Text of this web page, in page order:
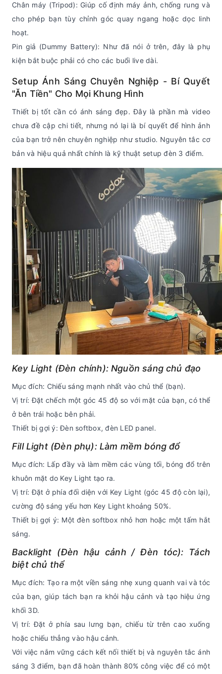
Chân máy (Tripod): Giúp cố định máy ảnh, chống rung và
cho phép bạn tùy chỉnh góc quay ngang hoặc dọc linh
hoạt.
Pin giả (Dummy Battery): Như đã nói ở trên, đây là phụ
kiện bắt buộc phải có cho các buổi live dài.
Setup Ánh Sáng Chuyên Nghiệp - Bí Quyết
"Ăn Tiền" Cho Mọi Khung Hình
Thiết bị tốt cần có ánh sáng đẹp. Đây là phần mà video
chưa đề cập chi tiết, nhưng nó lại là bí quyết để hình ảnh
của bạn trở nên chuyên nghiệp như studio. Nguyên tắc cơ
bản và hiệu quả nhất chính là kỹ thuật setup đèn 3 điểm.
Key Light (Đèn chính): Nguồn sáng chủ đạo
Mục đích: Chiếu sáng mạnh nhất vào chủ thể (bạn).
Vị trí: Đặt chếch một góc 45 độ so với mặt của bạn, có thể
ở bên trái hoặc bên phải.
Thiết bị gợi ý: Đèn softbox, đèn LED panel.
Fill Light (Đèn phụ): Làm mềm bóng đổ
Mục đích: Lấp đầy và làm mềm các vùng tối, bóng đổ trên
khuôn mặt do Key Light tạo ra.
Vị trí: Đặt ở phía đối diện với Key Light (góc 45 độ còn lại),
cường độ sáng yếu hơn Key Light khoảng 50%.
Thiết bị gợi ý: Một đèn softbox nhỏ hơn hoặc một tấm hắt
sáng.
Backlight (Đèn hậu cảnh / Đèn tóc): Tách
biệt chủ thể
Mục đích: Tạo ra một viền sáng nhẹ xung quanh vai và tóc
của bạn, giúp tách bạn ra khỏi hậu cảnh và tạo hiệu ứng
khối 3D.
Vị trí: Đặt ở phía sau lưng bạn, chiếu từ trên cao xuống
hoặc chiếu thẳng vào hậu cảnh.
Với việc nắm vững cách kết nối thiết bị và nguyên tắc ánh
sáng 3 điểm, bạn đã hoàn thành 80% công việc để có một